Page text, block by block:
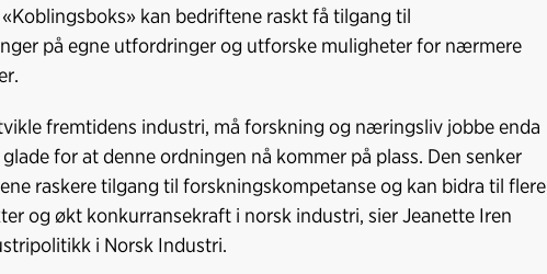
kan bedriftene raskt få tilgang til
på egne utfordringer og utforske muligheter for nærmere
fremtidens industri, må forskning og næringsliv jobbe enda
for at denne ordningen nå kommer på plass. Den senker
raskere tilgang til forskningskompetanse og kan bidra til flere
og økt konkurransekraft i norsk industri, sier Jeanette Iren
i Norsk Industri.